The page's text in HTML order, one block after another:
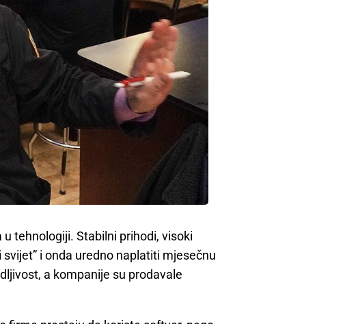
tehnologiji. Stabilni prihodi, visoki
i onda uredno naplatiti mjesečnu
a kompanije su prodavale